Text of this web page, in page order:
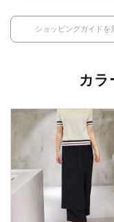
ショッピングガイドを
カラ